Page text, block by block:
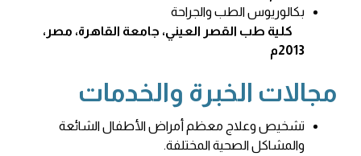
بكالوريوس الطب والجراحة
كلية طب القصر العيني، جامعة القاهرة، مصر،
2013م
مجالات الخبرة والخدمات
تشخيص وعلاج معظم أمراض الأطفال الشائعة
والمشاكل الصحية المختلفة.